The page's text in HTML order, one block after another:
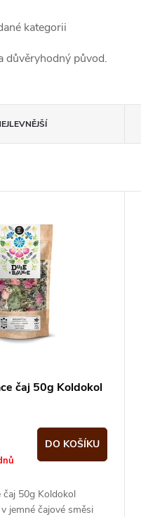
kategorii
důvěryhodný původ.
čaj 50g Koldokol
DO KOŠÍKU
čaj 50g Koldokol
jemné čajové směsi